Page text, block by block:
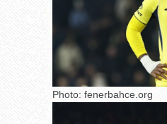
Photo: fenerbahce.org